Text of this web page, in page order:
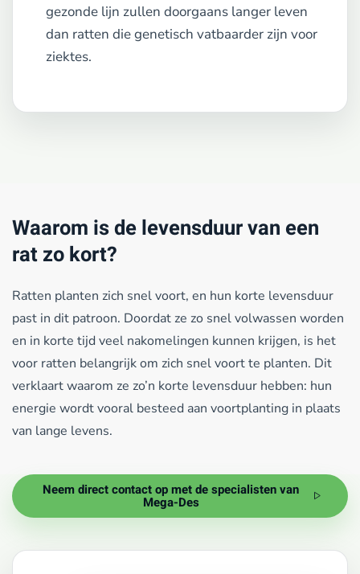
gezonde lijn zullen doorgaans langer leven
dan ratten die genetisch vatbaarder zijn voor
ziektes.
Waarom is de levensduur van een
rat zo kort?
Ratten planten zich snel voort, en hun korte levensduur
past in dit patroon. Doordat ze zo snel volwassen worden
en in korte tijd veel nakomelingen kunnen krijgen, is het
voor ratten belangrijk om zich snel voort te planten. Dit
verklaart waarom ze zo’n korte levensduur hebben: hun
energie wordt vooral besteed aan voortplanting in plaats
van lange levens.
Neem direct contact op met de specialisten van
Mega-Des